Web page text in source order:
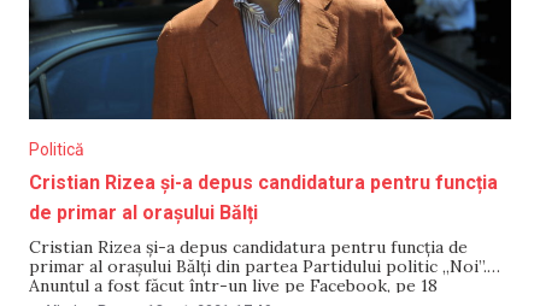
Politică
Cristian Rizea și-a depus candidatura pentru funcția
de primar al orașului Bălți
Cristian Rizea și-a depus candidatura pentru funcția de
primar al orașului Bălți din partea Partidului politic „Noi”.
Anunțul a fost făcut într-un live pe Facebook, pe 18